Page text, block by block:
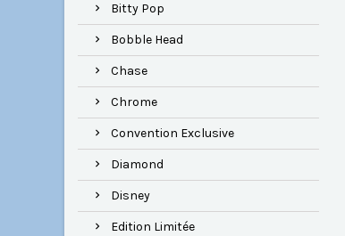
Bitty Pop
Bobble Head
Chase
Chrome
Convention Exclusive
Diamond
Disney
Edition Limitée